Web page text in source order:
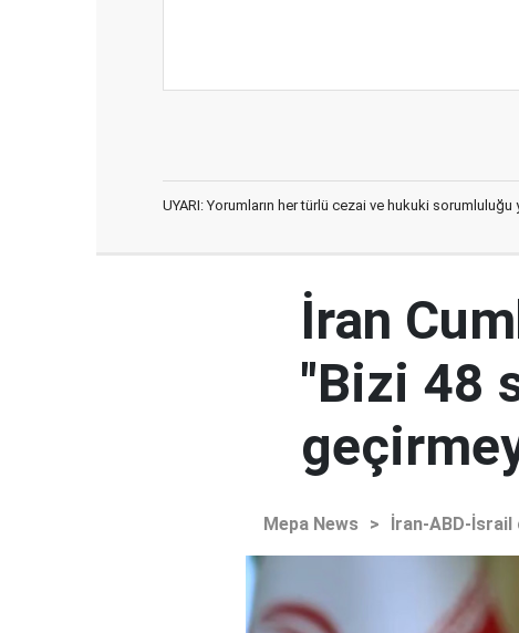
UYARI: Yorumların her türlü cezai ve hukuki
İran
"Bizi 48
Mepa News > İran-ABD-İsrail